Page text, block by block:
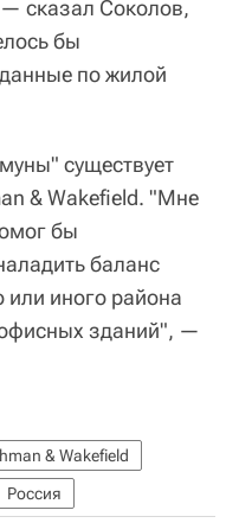
сказал Соколов,
бы
данные по жилой
существует
& Wakefield. "Мне
бы
баланс
или иного района
зданий", —
& Wakefield
Россия